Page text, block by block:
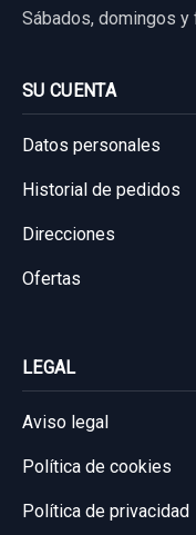
Sábados, domingos
SU CUENTA
Datos personales
Historial de pedidos
Direcciones
Ofertas
LEGAL
Aviso legal
Política de cookies
Política de privacidad